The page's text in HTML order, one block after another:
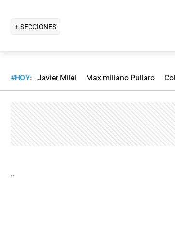
+ SECCIONES
#HOY: Javier Milei Maximiliano Pullaro
..